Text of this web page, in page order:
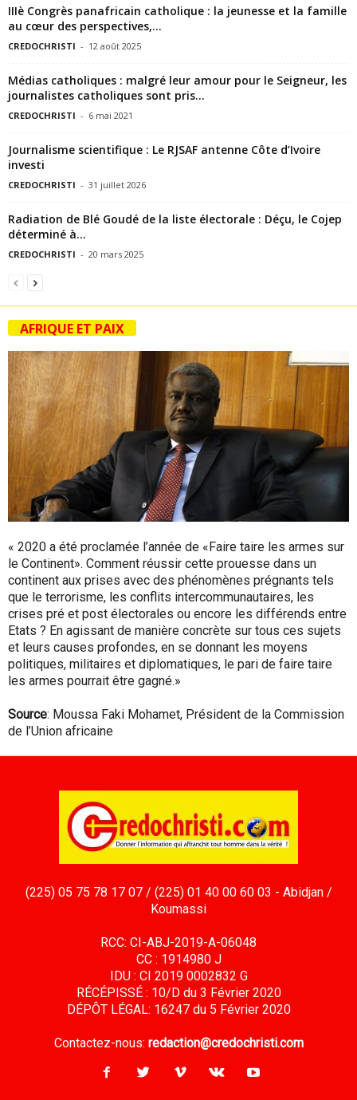
IIIè Congrès panafricain catholique : la jeunesse et la famille
au cœur des perspectives,...
CREDOCHRISTI - 12 août 2025
Médias catholiques : malgré leur amour pour le Seigneur, les
journalistes catholiques sont pris...
CREDOCHRISTI - 6 mai 2021
Journalisme scientifique : Le RJSAF antenne Côte d’Ivoire
investi
CREDOCHRISTI - 31 juillet 2026
Radiation de Blé Goudé de la liste électorale : Déçu, le Cojep
déterminé à...
CREDOCHRISTI - 20 mars 2025
AFRIQUE ET PAIX
« 2020 a été proclamée l’année de «Faire taire les armes sur
le Continent». Comment réussir cette prouesse dans un
continent aux prises avec des phénomènes prégnants tels
que le terrorisme, les conflits intercommunautaires, les
crises pré et post électorales ou encore les différends entre
Etats ? En agissant de manière concrète sur tous ces sujets
et leurs causes profondes, en se donnant les moyens
politiques, militaires et diplomatiques, le pari de faire taire
les armes pourrait être gagné.»
Source: Moussa Faki Mohamet, Président de la Commission
de l’Union africaine
(225) 05 75 78 17 07 / (225) 01 40 00 60 03 - Abidjan /
Koumassi
RCC: CI-ABJ-2019-A-06048
CC : 1914980 J
IDU : CI 2019 0002832 G
RÉCÉPISSÉ : 10/D du 3 Février 2020
DÉPÔT LÉGAL: 16247 du 5 Février 2020
Contactez-nous: redaction@credochristi.com